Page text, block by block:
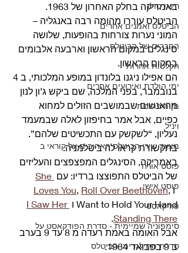
רינגו סולו
הביטלס ואמנים אחרים
החברים של הביטלס
הקלטות אחרות
ימי הולדת ואירועים אחרים
מן העיתונות
ויניל
מצעד שירי הביטלס האהובים על קוראי ב
פוסט אורח
פוסט אישי
פודקאסט
סימפוניה שמיימית - סדרת הפודקאסט על
סדרת תחילת ימי הביטלס
באמריקה בחלק האחרון של 1963.
הביטלס עוררו מהומה רבה באנגליה –
המוני נערות צורחות בהופעות, שלושה
סינגלים במקום הראשון וארבעה אלבומים
במקום הראשון.
בנובמבר, בפני המלכה, שם ביקש ג’ון לנון
מהאנשים שבמושבים הזולים למחוא
כפיים, אבל אמר בחיפזון לאלה שבמעמד
נעליון, “לשקשק עם התכשיטים שלהם”.
בתקשורת קראו לה ביטלמניה.
באמריקה, הסינגלים המפצפצים והעליזים
של הביטלס התפוצצו ברדיו: עם She
Loves You, Roll Over Beethoven, I
Want to Hold Your Hand ו
I Saw Her
Standing There
.
אבל האומה באמת רעדה מ 8 עד 9 בערב
ב 9 בפבואר 1964.